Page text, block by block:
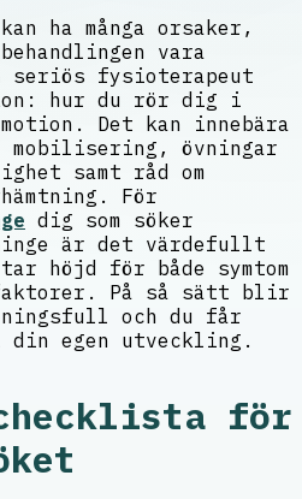
ha många orsaker,
vara
seriös fysioterapeut
hur du rör dig i
Det kan innebära
mobilisering, övningar
samt råd om
För
dig som söker
är det värdefullt
höjd för både symtom
faktorer. På så sätt blir
och du får
din egen utveckling.
för